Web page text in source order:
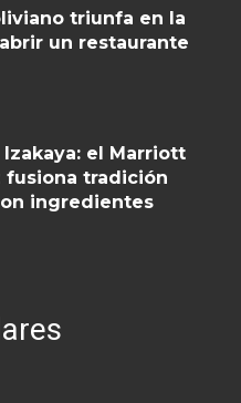
triunfa en la
un restaurante
Izakaya: el Marriott
fusiona tradición
ingredientes